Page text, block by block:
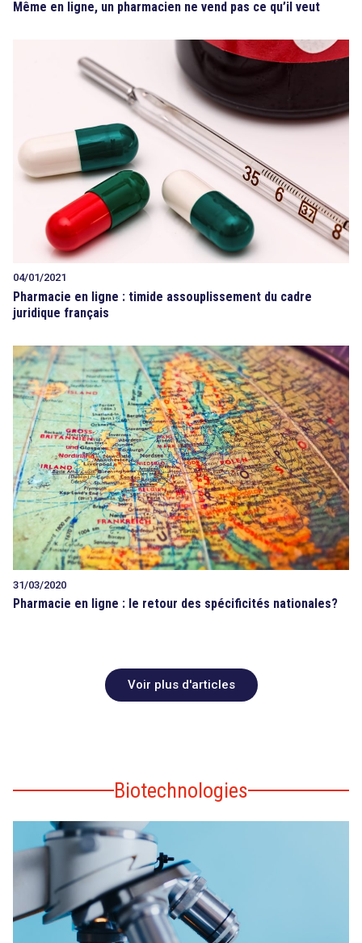
Même en ligne, un pharmacien ne vend pas ce qu’il veut
04/01/2021
Pharmacie en ligne : timide assouplissement du cadre
juridique français
31/03/2020
Pharmacie en ligne : le retour des spécificités nationales?
Voir plus d'articles
Biotechnologies